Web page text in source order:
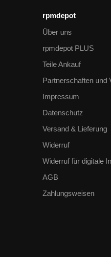
rpmdepot
Über uns
rpmdepot PLUS
Teile Ankauf
Partnerschaften und
Impressum
Datenschutz
Versand & Lieferung
Widerruf
Widerruf für digitale
AGB
Zahlungsweisen